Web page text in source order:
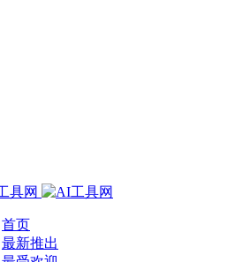
首页
最新推出